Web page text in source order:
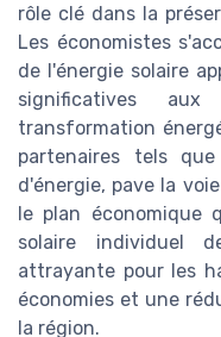
rôle clé dans la
Les économistes
de l'énergie solaire
significatives aux
transformation
partenaires tels
d'énergie, pave la
le plan économique
solaire individuel
attrayante pour les
économies et une
la région.